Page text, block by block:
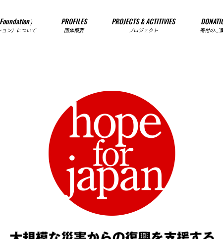
）
ン）について
PROFILES
団体概要
PROJECTS & ACTITIVIES
プロジェクト 寄付のご